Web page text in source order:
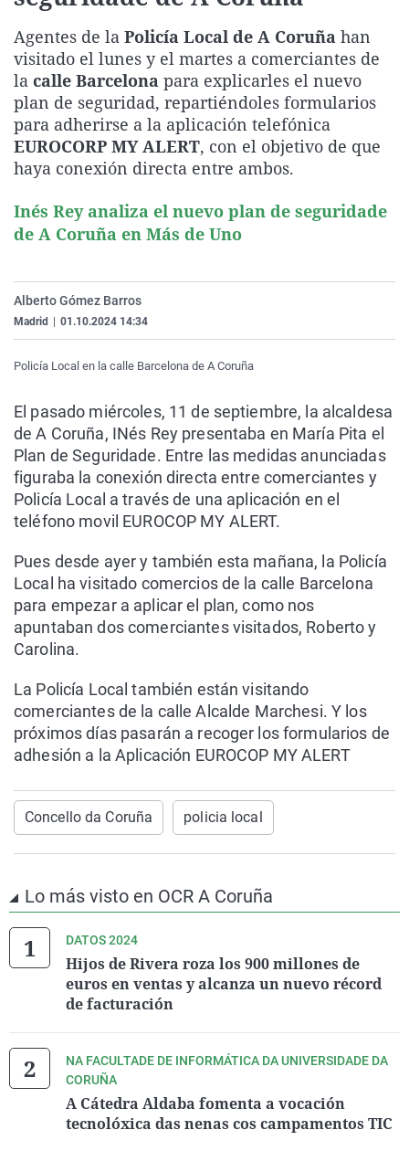
Gente viajera
Como el perro y el
Retornados
Equipo de
Operación Viuda
Galicia
La Rioja
Navarra
País Vasco
Televisión
Elecciones
Agentes de la Policía Local de A Coruña han
visitado el lunes y el martes a comerciantes de
la calle Barcelona para explicarles el nuevo
plan de seguridad, repartiéndoles formularios
para adherirse a la aplicación telefónica
EUROCORP MY ALERT, con el objetivo de que
haya conexión directa entre ambos.
Inés Rey analiza el nuevo plan de seguridade
de A Coruña en Más de Uno
Alberto Gómez Barros
Madrid 01.10.2024 14:34
Policía Local en la calle Barcelona de A Coruña
El pasado miércoles, 11 de septiembre, la alcaldesa
de A Coruña, INés Rey presentaba en María Pita el
Plan de Seguridade. Entre las medidas anunciadas
figuraba la conexión directa entre comerciantes y
Policía Local a través de una aplicación en el
teléfono movil EUROCOP MY ALERT.
Pues desde ayer y también esta mañana, la Policía
Local ha visitado comercios de la calle Barcelona
para empezar a aplicar el plan, como nos
apuntaban dos comerciantes visitados, Roberto y
Carolina.
La Policía Local también están visitando
comerciantes de la calle Alcalde Marchesi. Y los
próximos días pasarán a recoger los formularios de
adhesión a la Aplicación EUROCOP MY ALERT
Concello da Coruña policia local
Lo más visto en OCR A Coruña
DATOS 2024
Hijos de Rivera roza los 900 millones de
euros en ventas y alcanza un nuevo récord
de facturación
NA FACULTADE DE INFORMÁTICA DA UNIVERSIDADE DA
CORUÑA
A Cátedra Aldaba fomenta a vocación
tecnolóxica das nenas cos campamentos TIC